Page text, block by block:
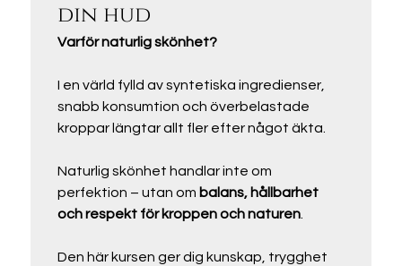
din hud
Varför naturlig skönhet?
I en värld fylld av syntetiska ingredienser,
snabb konsumtion och överbelastade
kroppar längtar allt fler efter något äkta.
Naturlig skönhet handlar inte om
perfektion – utan om balans, hållbarhet
och respekt för kroppen och naturen.
Den här kursen ger dig kunskap, trygghet